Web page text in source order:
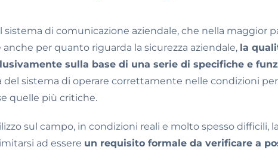
di comunicazione aziendale, che nella maggior
per quanto riguarda la sicurezza aziendale, la
sulla base di una serie di specifiche e
del sistema di operare correttamente nelle condizioni
quelle più critiche.
sul campo, in condizioni reali e molto spesso difficili,
ad essere un requisito formale da verificare a